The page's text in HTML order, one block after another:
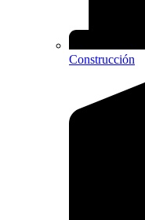
Construcción